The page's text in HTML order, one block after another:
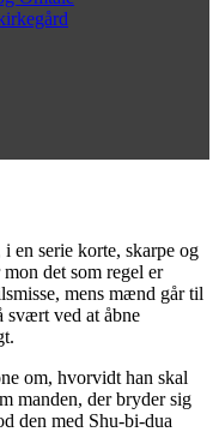
en serie korte, skarpe og
det som regel er
mens mænd går til
svært ved at åbne
om, hvorvidt han skal
manden, der bryder sig
den med Shu-bi-dua